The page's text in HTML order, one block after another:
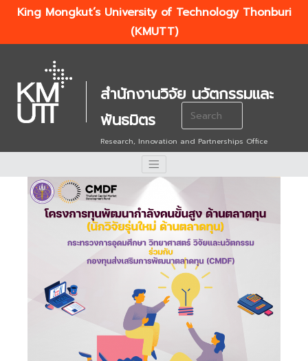
King Mongkut’s University of Technology Thonburi
(KMUTT)
สำนักงานวิจัย นวัตกรรมและ
พันธมิตร
Research, Innovation and Partnerships Office
Search
for: